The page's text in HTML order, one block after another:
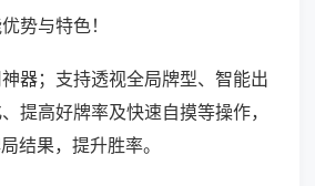
势与特色！
器；支持透视全局牌型、智能出
提高好牌率及快速自摸等操作，
结果，提升胜率。